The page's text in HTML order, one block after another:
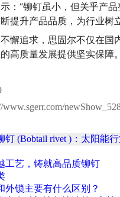
：“铆钉虽小，但关乎产
提升产品品质，为行业树
懈追求，思固尔不仅在
高质量发展提供坚实保障。
钉 (Bobtail rivet )：太阳能
工艺，铸就高品质铆钉
外锁主要有什么区别？